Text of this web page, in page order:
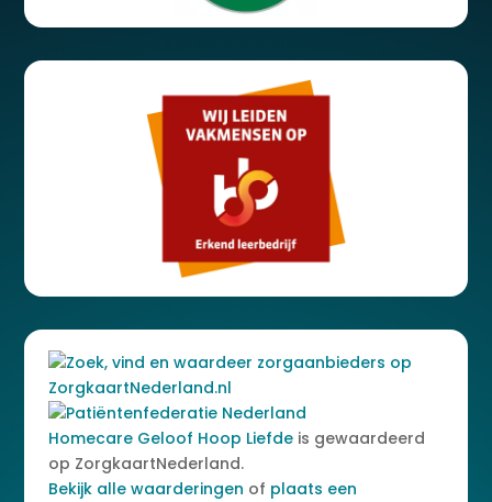
Homecare Geloof Hoop Liefde is gewaardeerd
op ZorgkaartNederland.
Bekijk alle waarderingen of plaats een